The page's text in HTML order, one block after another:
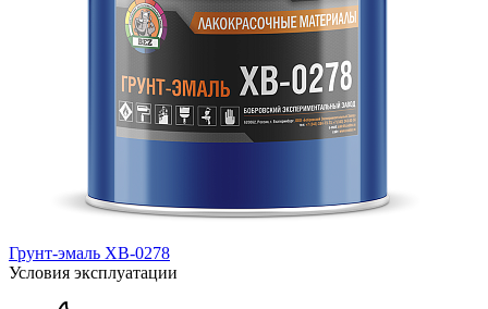
Грунт-эмаль ХВ-0278
Условия эксплуатации